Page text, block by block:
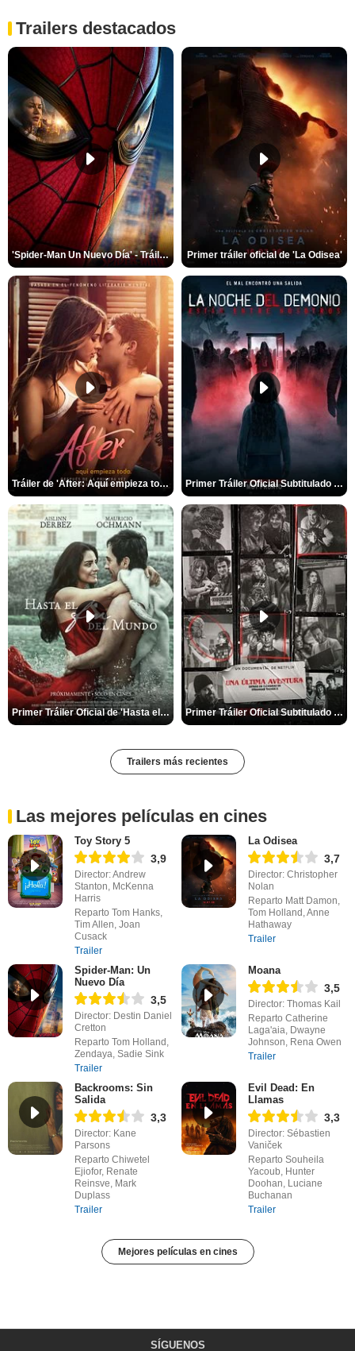
Trailers destacados
'Spider-Man Un Nuevo Día' - Tráiler oficial subtitulado Primer tráiler oficial de 'La Odisea'
Tráiler de 'After: Aquí empieza todo' Primer Tráiler Oficial Subtitulado de 'La Noche Del Demonio: Están Entre Nosotros'
Primer Tráiler Oficial de 'Hasta el fin del mundo' Primer Tráiler Oficial Subtitulado de 'Una última aventura: Detrás de cámaras de Stranger Things 5'
Trailers más recientes
Las mejores películas en cines
Toy Story 5
3,9
Director: Andrew
Stanton, McKenna
Harris
Reparto Tom Hanks,
Tim Allen, Joan
Cusack
Trailer
La Odisea
3,7
Director: Christopher
Nolan
Reparto Matt Damon,
Tom Holland, Anne
Hathaway
Trailer
Spider-Man: Un
Nuevo Día
3,5
Director: Destin Daniel
Cretton
Reparto Tom Holland,
Zendaya, Sadie Sink
Trailer
Moana
3,5
Director: Thomas Kail
Reparto Catherine
Laga'aia, Dwayne
Johnson, Rena Owen
Trailer
Backrooms: Sin
Salida
3,3
Director: Kane
Parsons
Reparto Chiwetel
Ejiofor, Renate
Reinsve, Mark
Duplass
Trailer
Evil Dead: En
Llamas
3,3
Director: Sébastien
Vaniček
Reparto Souheila
Yacoub, Hunter
Doohan, Luciane
Buchanan
Trailer
Mejores películas en cines
SÍGUENOS